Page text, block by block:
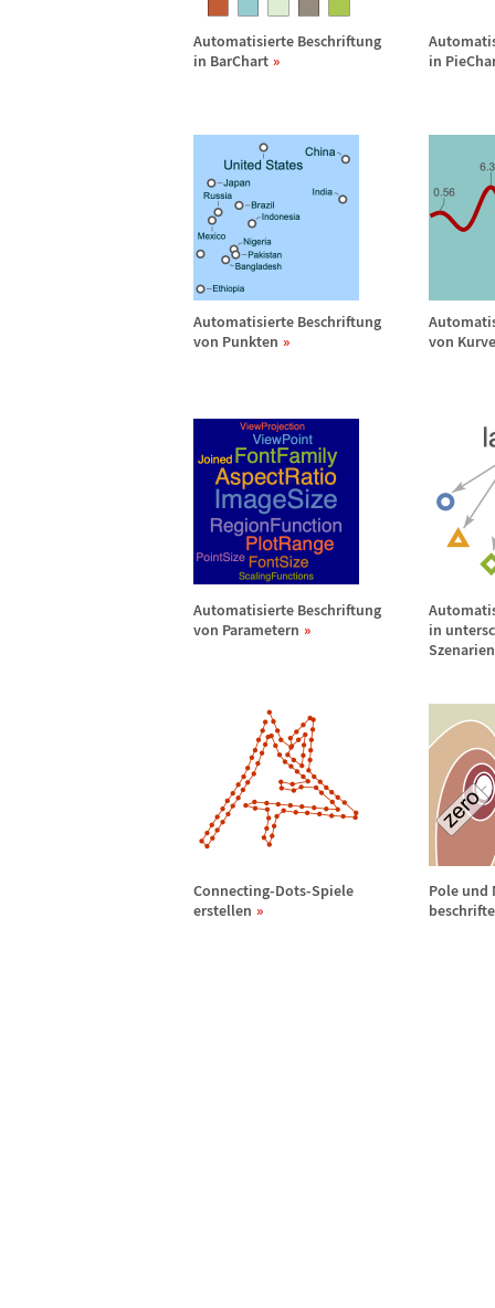
Automatisierte Beschriftung
in BarChart
in
Automatisierte Beschriftung
von Punkten
von
Automatisierte Beschriftung
von Parametern
in
Szenarien
Connecting-Dots-Spiele
erstellen
Pole und